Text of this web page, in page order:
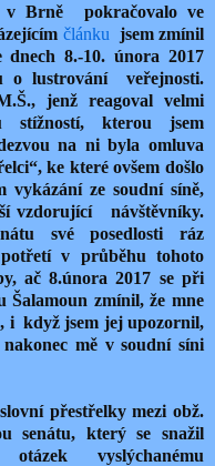
v Brně pokračovalo ve
článku jsem zmínil
dnech 8.-10. února 2017
o lustrování veřejnosti.
jenž reagoval velmi
stížností, kterou jsem
na ni byla omluva
ke které ovšem došlo
vykázání ze soudní síně,
vzdorující návštěvníky.
své posedlosti ráz
v průběhu tohoto
ač 8.února 2017 se při
Šalamoun zmínil, že mne
i když jsem jej upozornil,
mě v soudní síni
přestřelky mezi obž.
senátu, který se snažil
vyslýchanému